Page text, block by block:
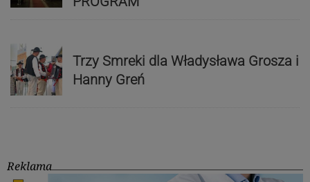
Trzy Smreki dla Władysława Grosza i
Hanny Greń
Reklama